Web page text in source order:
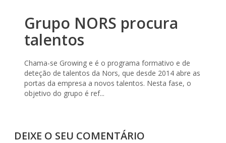
Grupo NORS procura
talentos
Chama-se Growing e é o programa formativo e de
deteção de talentos da Nors, que desde 2014 abre as
portas da empresa a novos talentos. Nesta fase, o
objetivo do grupo é ref...
DEIXE O SEU COMENTÁRIO